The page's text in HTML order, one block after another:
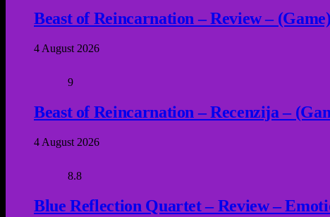
Beast of Reincarnation – Review –
4 August 2026
9
Beast of Reincarnation – Recenzija –
4 August 2026
8.8
Blue Reflection Quartet – Review –